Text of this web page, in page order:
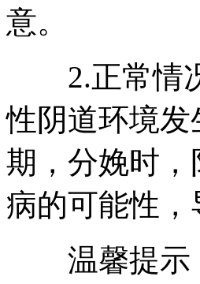
意。
2.正常情况
性阴道环境
期，分娩时
病的可能性
温馨提示：